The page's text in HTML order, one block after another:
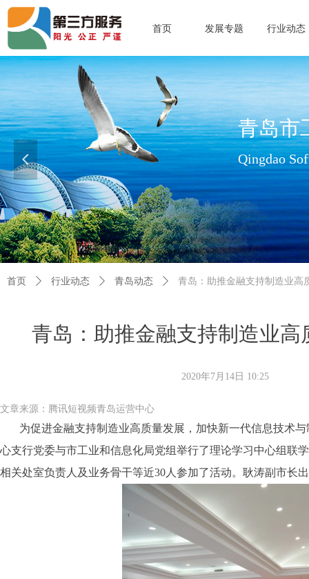
首页 发展专题 行业动态
青岛市
Qingdao
查看更多>>
넳
青岛：助推金融支持制造业
首页 ꄲ 行业动态 ꄲ 青岛动态 ꄲ 青岛：助推金融支持制造业高
文章来源：腾讯短视频青岛运营中心
为促进金融支持制造业高质量发展，加快新一代信息技术
心支行党委与市工业和信息化局党组举行了理论学习中心组联
相关处室负责人及业务骨干等近30人参加了活动。耿涛副市长
2020年7月14日 10:25